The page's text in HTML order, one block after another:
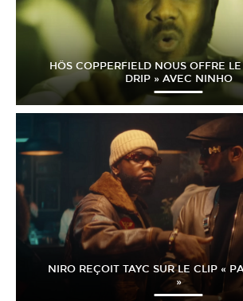
HÖS COPPERFIELD NOUS OFFRE
DRIP » AVEC NINHO
NIRO REÇOIT TAYC SUR LE CLIP «
»